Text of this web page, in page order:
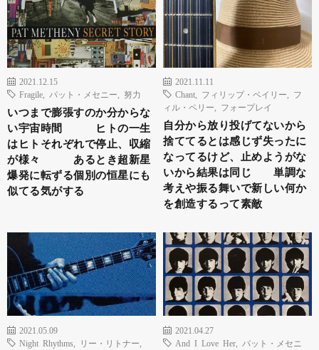
2021.12.15
Fragile
パット・メセニー 努力
いつまで膨張すのか分からな
い宇宙時間 ヒトの一生
はヒトそれぞれで停止、収縮
が様々 あるとき超新星
爆発に転ずる個別の恒星にも
似てる気がする
2021.11.11
Chant
フィリップ・ベイリー
フ
ィル・ペリー
フォープレイ
自分から放り投げてないから
捨ててるとは感じず失ったに
なってるけど、止めようがな
いから結果は同じ 単調な
考えや振る舞いで新しい何か
を創造するって素敵
2021.05.09
Night Rhythms
リー・リトナー
2021.04.27
And I Love Her
パット・メセニ